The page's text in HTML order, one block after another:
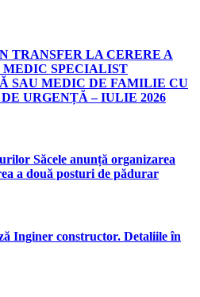
TRANSFER LA CERERE A
MEDIC SPECIALIST
SAU MEDIC DE FAMILIE CU
URGENȚĂ – IULIE 2026
Săcele anunță organizarea
a două posturi de pădurar
Inginer constructor. Detaliile în